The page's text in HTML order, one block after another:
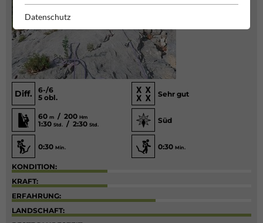
Diff.
6-/6
5 obl.
Sehr gut
60 m / 200 Hm
1:30 Std. / 2:30 Std.
Süd
0:30 Min. 0:30 Min.
KONDITION:
KRAFT:
ERFAHRUNG:
LANDSCHAFT:
Datenschutz